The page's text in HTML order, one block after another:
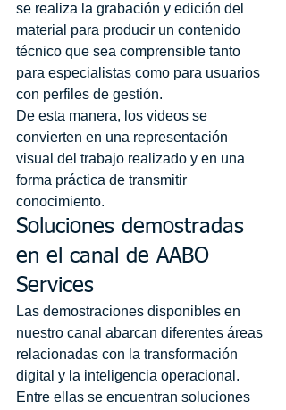
se realiza la grabación y edición del
material para producir un contenido
técnico que sea comprensible tanto
para especialistas como para usuarios
con perfiles de gestión.
De esta manera, los videos se
convierten en una representación
visual del trabajo realizado y en una
forma práctica de transmitir
conocimiento.
Soluciones demostradas
en el canal de AABO
Services
Las demostraciones disponibles en
nuestro canal abarcan diferentes áreas
relacionadas con la transformación
digital y la inteligencia operacional.
Entre ellas se encuentran soluciones